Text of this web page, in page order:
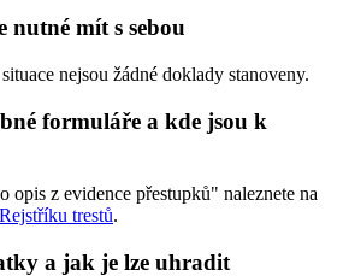
nutné mít s sebou
nejsou žádné doklady stanoveny.
formuláře a kde jsou k
opis z evidence přestupků" naleznete na
trestů.
a jak je lze uhradit